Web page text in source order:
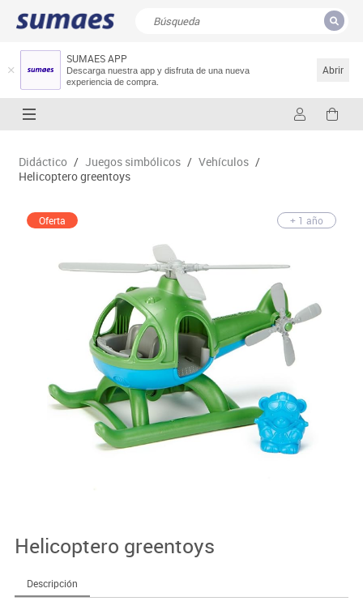
SUMAES APP
Descarga nuestra app y disfruta de una nueva
experiencia de compra.
Abrir
Resultados de la búsqueda
Didáctico / Juegos simbólicos / Vehículos /
Helicoptero greentoys
Oferta + 1 año
Helicoptero greentoys
Descripción